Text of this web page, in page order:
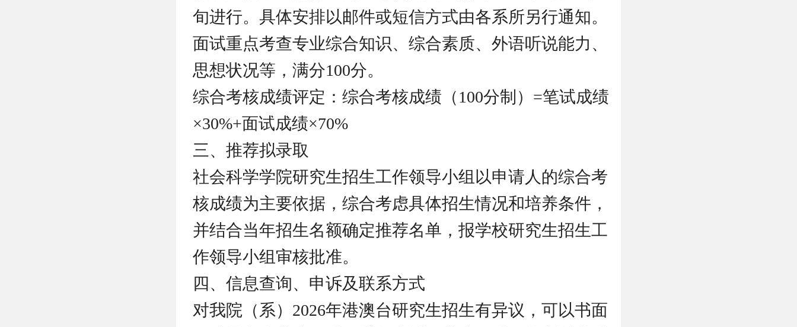
旬进行。具体安排以邮件或短信方式由各系所另行通知。
面试重点考查专业综合知识、综合素质、外语听说能力、
思想状况等，满分100分。
综合考核成绩评定：综合考核成绩（100分制）=笔试成绩
×30%+面试成绩×70%
三、推荐拟录取
社会科学学院研究生招生工作领导小组以申请人的综合考
核成绩为主要依据，综合考虑具体招生情况和培养条件，
并结合当年招生名额确定推荐名单，报学校研究生招生工
作领导小组审核批准。
四、信息查询、申诉及联系方式
对我院（系）2026年港澳台研究生招生有异议，可以书面